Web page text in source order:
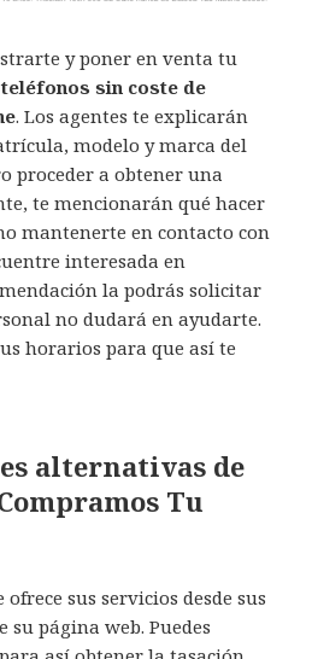
y poner en venta tu
teléfonos sin coste de
. Los agentes te explicarán
modelo y marca del
proceder a obtener una
te mencionarán qué hacer
mantenerte en contacto con
interesada en
la podrás solicitar
no dudará en ayudarte.
horarios para que así te
alternativas de
Tu
ofrece sus servicios desde sus
su página web. Puedes